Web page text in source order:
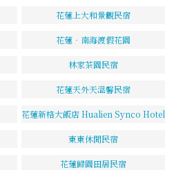
花蓮上大和景觀民宿
花蓮‧南海渡假花園
林家茶園民宿
花蓮天外天溫馨民宿
花蓮新格大飯店 Hualien Synco Hotel
東東休閒民宿
花蓮歸園田居民宿